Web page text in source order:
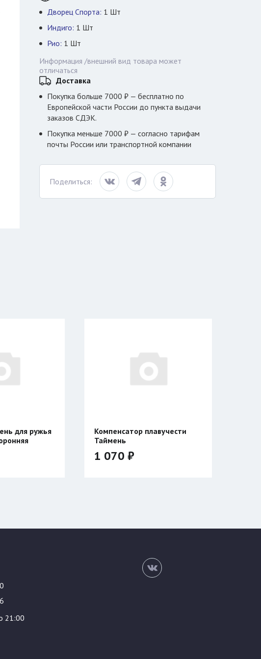
Дворец Спорта: 1 Шт
Индиго: 1 Шт
Рио: 1 Шт
Информация /внешний вид товара может
отличаться
Доставка
Покупка больше 7000 ₽ — бесплатно по
Европейской части России до пункта выдачи
заказов СДЭК.
Покупка меньше 7000 ₽ — согласно тарифам
почты России или транспортной компании
Поделиться:
плавучести
Куртка Сивера АМУЛЕТ 23
Размер:
21:00